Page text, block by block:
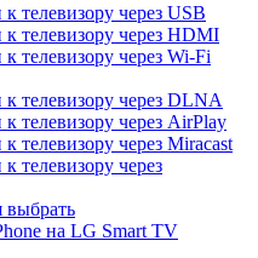
телевизору через USB
телевизору через HDMI
телевизору через Wi-Fi
телевизору через DLNA
телевизору через AirPlay
телевизору через Miracast
телевизору через
выбрать
на LG Smart TV